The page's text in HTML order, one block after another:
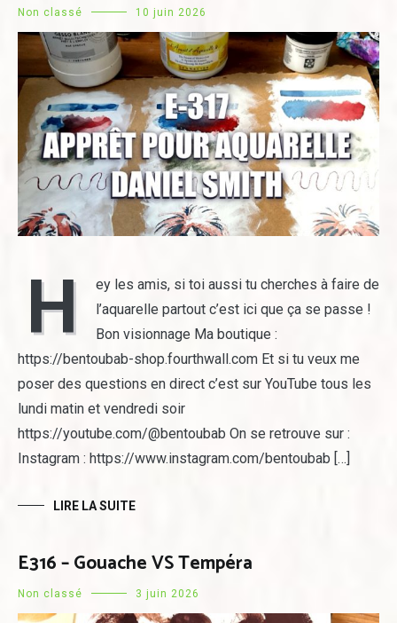
Non classé 10 juin 2026
H
ey les amis, si toi aussi tu cherches à faire de
l’aquarelle partout c’est ici que ça se passe !
Bon visionnage Ma boutique :
https://bentoubab-shop.fourthwall.com Et si tu veux me
poser des questions en direct c’est sur YouTube tous les
lundi matin et vendredi soir
https://youtube.com/@bentoubab On se retrouve sur :
Instagram : https://www.instagram.com/bentoubab […]
LIRE LA SUITE
E316 – Gouache VS Tempéra
Non classé 3 juin 2026